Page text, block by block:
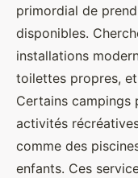
primordial de
disponibles.
installations
toilettes propres,
Certains campings
activités
comme des
enfants. Ces